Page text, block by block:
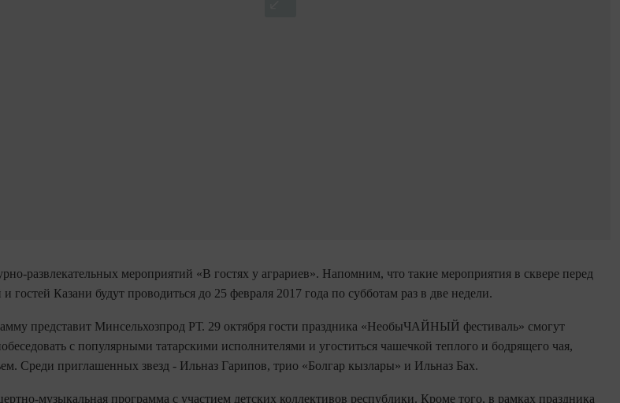
развлекательных мероприятий «В гостях у аграриев». Напомним, что такие мероприятия в сквере перед
гостей Казани будут проводиться до 25 февраля 2017 года по субботам раз в две недели.
представит Минсельхозпрод РТ. 29 октября гости праздника «НеобыЧАЙНЫЙ фестиваль» смогут
с популярными татарскими исполнителями и угоститься чашечкой теплого и бодрящего чая,
Среди приглашенных звезд - Ильназ Гарипов, трио «Болгар кызлары» и Ильназ Бах.
музыкальная программа с участием детских коллективов республики. Кроме того, в рамках праздника